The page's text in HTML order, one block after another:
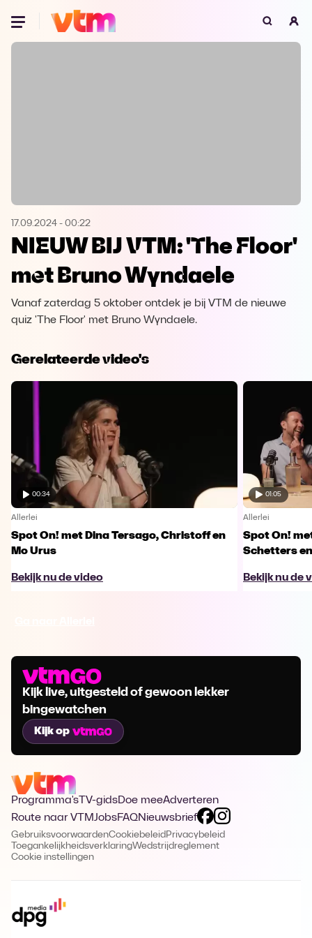
Oeps, browser niet ondersteund
Microsoft Edge Download
Opera Download
17.09.2024 - 00:22
NIEUW BIJ VTM: 'The Floor'
met Bruno Wyndaele
Vanaf zaterdag 5 oktober ontdek je bij VTM de nieuwe
quiz 'The Floor' met Bruno Wyndaele.
Gerelateerde video's
00:34
Allerlei
Spot On! met Dina Tersago, Christoff en
Mo Urus
Bekijk nu de video
01:05
Allerlei
Spot On!
Schetters
Bekijk nu de
Kijk live, uitgesteld of gewoon lekker
bingewatchen
Kijk op
Programma's TV-gidsDoe meeAdverteren
Route naar VTMJobsFAQNieuwsbrief
GebruiksvoorwaardenCookiebeleid Privacybeleid
ToegankelijkheidsverklaringWedstrijdreglement
Cookie instellingen